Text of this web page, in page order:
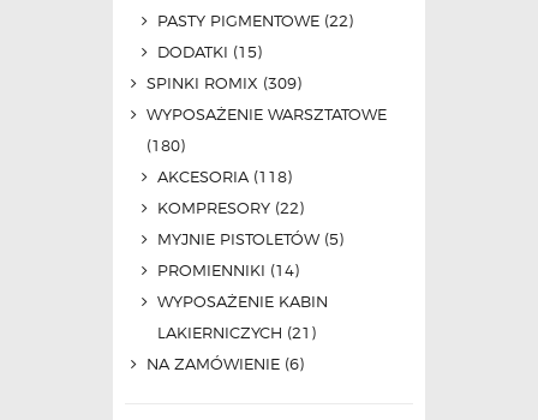
PASTY PIGMENTOWE (22)
DODATKI (15)
SPINKI ROMIX (309)
WYPOSAŻENIE WARSZTATOWE
(180)
AKCESORIA (118)
KOMPRESORY (22)
MYJNIE PISTOLETÓW (5)
PROMIENNIKI (14)
WYPOSAŻENIE KABIN
LAKIERNICZYCH (21)
NA ZAMÓWIENIE (6)